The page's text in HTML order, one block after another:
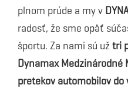
plnom prúde a my v
radosť, že sme opäť
športu. Za nami sú užtri
Dynamax Medzinárodné
pretekov automobilov